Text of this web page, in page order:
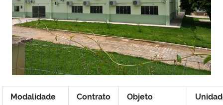
Modalidade Contrato Objeto